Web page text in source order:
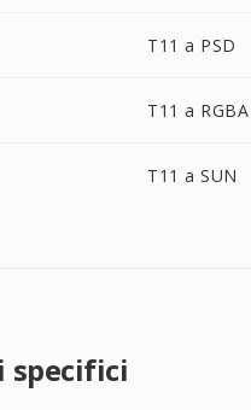
T11 a PSD
T11 a RGBA
T11 a SUN
specifici